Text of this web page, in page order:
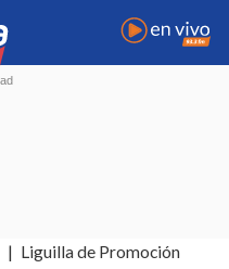
Liguilla de Promoción